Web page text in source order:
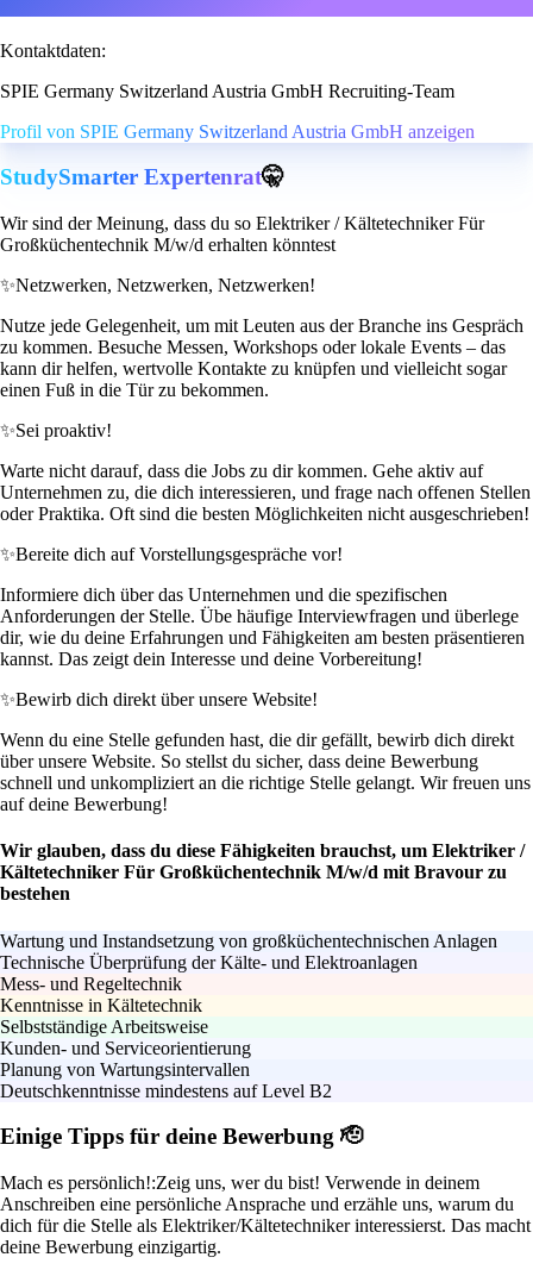
Kontaktdaten:
SPIE Germany Switzerland Austria GmbH Recruiting-Team
Profil von SPIE Germany Switzerland Austria GmbH anzeigen
StudySmarter Expertenrat🤫
Wir sind der Meinung, dass du so Elektriker / Kältetechniker Für
Großküchentechnik M/w/d erhalten könntest
✨Netzwerken, Netzwerken, Netzwerken!
Nutze jede Gelegenheit, um mit Leuten aus der Branche ins Gespräch
zu kommen. Besuche Messen, Workshops oder lokale Events – das
kann dir helfen, wertvolle Kontakte zu knüpfen und vielleicht sogar
einen Fuß in die Tür zu bekommen.
✨Sei proaktiv!
Warte nicht darauf, dass die Jobs zu dir kommen. Gehe aktiv auf
Unternehmen zu, die dich interessieren, und frage nach offenen Stellen
oder Praktika. Oft sind die besten Möglichkeiten nicht ausgeschrieben!
✨Bereite dich auf Vorstellungsgespräche vor!
Informiere dich über das Unternehmen und die spezifischen
Anforderungen der Stelle. Übe häufige Interviewfragen und überlege
dir, wie du deine Erfahrungen und Fähigkeiten am besten präsentieren
kannst. Das zeigt dein Interesse und deine Vorbereitung!
✨Bewirb dich direkt über unsere Website!
Wenn du eine Stelle gefunden hast, die dir gefällt, bewirb dich direkt
über unsere Website. So stellst du sicher, dass deine Bewerbung
schnell und unkompliziert an die richtige Stelle gelangt. Wir freuen uns
auf deine Bewerbung!
Wir glauben, dass du diese Fähigkeiten brauchst, um Elektriker /
Kältetechniker Für Großküchentechnik M/w/d mit Bravour zu
bestehen
Wartung und Instandsetzung von großküchentechnischen Anlagen
Technische Überprüfung der Kälte- und Elektroanlagen
Mess- und Regeltechnik
Kenntnisse in Kältetechnik
Selbstständige Arbeitsweise
Kunden- und Serviceorientierung
Planung von Wartungsintervallen
Deutschkenntnisse mindestens auf Level B2
Einige Tipps für deine Bewerbung 🫡
Mach es persönlich!:Zeig uns, wer du bist! Verwende in deinem
Anschreiben eine persönliche Ansprache und erzähle uns, warum du
dich für die Stelle als Elektriker/Kältetechniker interessierst. Das macht
deine Bewerbung einzigartig.